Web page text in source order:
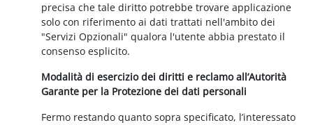
precisa che tale diritto potrebbe trovare applicazione
solo con riferimento ai dati trattati nell'ambito dei
"Servizi Opzionali" qualora l'utente abbia prestato il
consenso esplicito.
Modalità di esercizio dei diritti e reclamo all’Autorità
Garante per la Protezione dei dati personali
Fermo restando quanto sopra specificato, l’interessato